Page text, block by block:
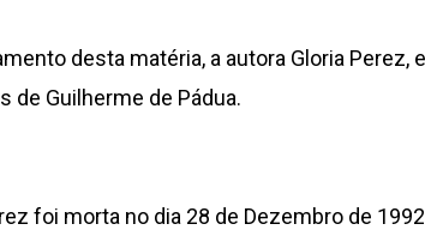
desta matéria, a autora Gloria Perez,
de Guilherme de Pádua.
foi morta no dia 28 de Dezembro de